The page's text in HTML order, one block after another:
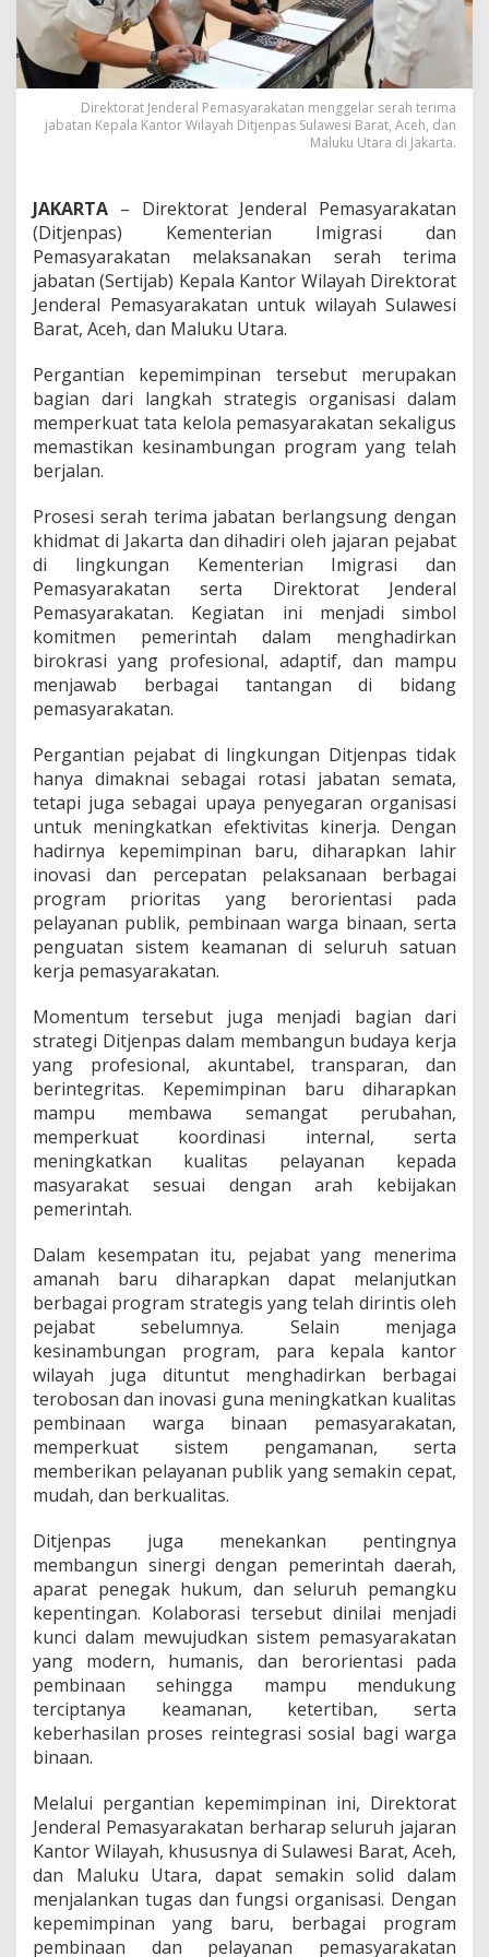
i
j
a
b
K
a
k
i
P
e
r
k
t
K
i
n
a
P
e
a
s
y
r
a
k
t
a
n
D
a
e
r
a
h
Direktorat Jenderal Pemasyarakatan menggelar serah terima
jabatan Kepala Kantor Wilayah Ditjenpas Sulawesi Barat, Aceh, dan
Maluku Utara di Jakarta.
JAKARTA – Direktorat Jenderal Pemasyarakatan
(Ditjenpas) Kementerian Imigrasi dan
Pemasyarakatan melaksanakan serah terima
jabatan (Sertijab) Kepala Kantor Wilayah Direktorat
Jenderal Pemasyarakatan untuk wilayah Sulawesi
Barat, Aceh, dan Maluku Utara.
Pergantian kepemimpinan tersebut merupakan
bagian dari langkah strategis organisasi dalam
memperkuat tata kelola pemasyarakatan sekaligus
memastikan kesinambungan program yang telah
berjalan.
Prosesi serah terima jabatan berlangsung dengan
khidmat di Jakarta dan dihadiri oleh jajaran pejabat
di lingkungan Kementerian Imigrasi dan
Pemasyarakatan serta Direktorat Jenderal
Pemasyarakatan. Kegiatan ini menjadi simbol
komitmen pemerintah dalam menghadirkan
birokrasi yang profesional, adaptif, dan mampu
menjawab berbagai tantangan di bidang
pemasyarakatan.
Pergantian pejabat di lingkungan Ditjenpas tidak
hanya dimaknai sebagai rotasi jabatan semata,
tetapi juga sebagai upaya penyegaran organisasi
untuk meningkatkan efektivitas kinerja. Dengan
hadirnya kepemimpinan baru, diharapkan lahir
inovasi dan percepatan pelaksanaan berbagai
program prioritas yang berorientasi pada
pelayanan publik, pembinaan warga binaan, serta
penguatan sistem keamanan di seluruh satuan
kerja pemasyarakatan.
Momentum tersebut juga menjadi bagian dari
strategi Ditjenpas dalam membangun budaya kerja
yang profesional, akuntabel, transparan, dan
berintegritas. Kepemimpinan baru diharapkan
mampu membawa semangat perubahan,
memperkuat koordinasi internal, serta
meningkatkan kualitas pelayanan kepada
masyarakat sesuai dengan arah kebijakan
pemerintah.
Dalam kesempatan itu, pejabat yang menerima
amanah baru diharapkan dapat melanjutkan
berbagai program strategis yang telah dirintis oleh
pejabat sebelumnya. Selain menjaga
kesinambungan program, para kepala kantor
wilayah juga dituntut menghadirkan berbagai
terobosan dan inovasi guna meningkatkan kualitas
pembinaan warga binaan pemasyarakatan,
memperkuat sistem pengamanan, serta
memberikan pelayanan publik yang semakin cepat,
mudah, dan berkualitas.
Ditjenpas juga menekankan pentingnya
membangun sinergi dengan pemerintah daerah,
aparat penegak hukum, dan seluruh pemangku
kepentingan. Kolaborasi tersebut dinilai menjadi
kunci dalam mewujudkan sistem pemasyarakatan
yang modern, humanis, dan berorientasi pada
pembinaan sehingga mampu mendukung
terciptanya keamanan, ketertiban, serta
keberhasilan proses reintegrasi sosial bagi warga
binaan.
Melalui pergantian kepemimpinan ini, Direktorat
Jenderal Pemasyarakatan berharap seluruh jajaran
Kantor Wilayah, khususnya di Sulawesi Barat, Aceh,
dan Maluku Utara, dapat semakin solid dalam
menjalankan tugas dan fungsi organisasi. Dengan
kepemimpinan yang baru, berbagai program
pembinaan dan pelayanan pemasyarakatan